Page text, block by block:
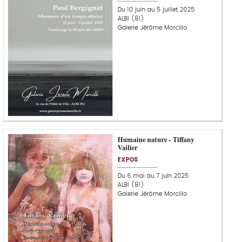
Du 10 juin au 5 juillet 2025
ALBI (81)
Galerie Jérôme Morcillo
Humaine nature - Tiffany
Vailier
EXPOS
Du 6 mai au 7 juin 2025
ALBI (81)
Galerie Jérôme Morcillo